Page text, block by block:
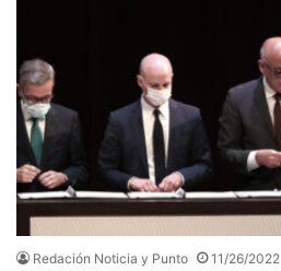
Redación Noticia y Punto 11/26/2022